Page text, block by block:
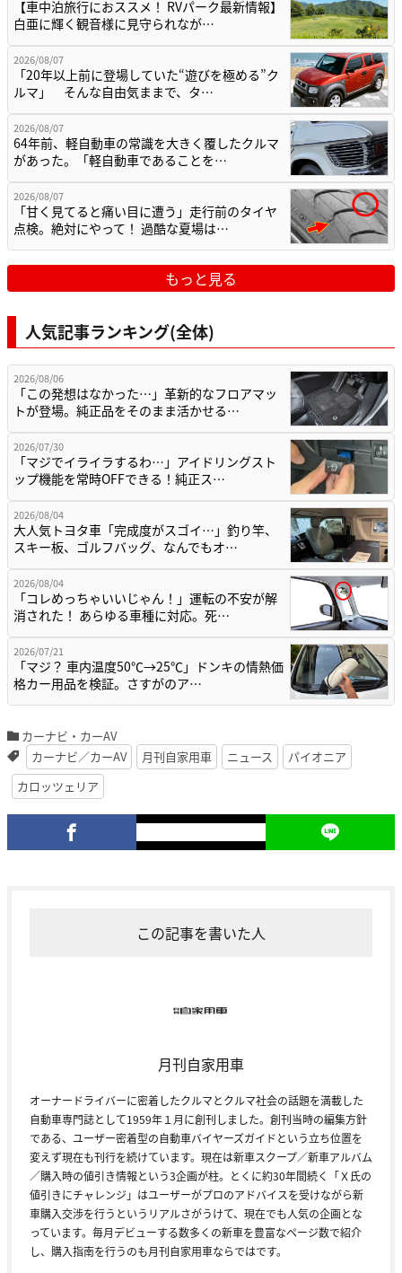
【車中泊旅行におススメ！ RVパーク最新情報】
白亜に輝く観音様に見守られなが…
2026/08/07
「20年以上前に登場していた“遊びを極める”ク
ルマ」 そんな自由気ままで、タ…
2026/08/07
64年前、軽自動車の常識を大きく覆したクルマ
があった。「軽自動車であることを…
2026/08/07
「甘く見てると痛い目に遭う」走行前のタイヤ
点検。絶対にやって！ 過酷な夏場は…
もっと見る
人気記事ランキング(全体)
2026/08/06
「この発想はなかった…」革新的なフロアマッ
トが登場。純正品をそのまま活かせる…
2026/07/30
「マジでイライラするわ…」アイドリングスト
ップ機能を常時OFFできる！純正ス…
2026/08/04
大人気トヨタ車「完成度がスゴイ…」釣り竿、
スキー板、ゴルフバッグ、なんでもオ…
2026/08/04
「コレめっちゃいいじゃん！」運転の不安が解
消された！ あらゆる車種に対応。死…
2026/07/21
「マジ？ 車内温度50℃→25℃」ドンキの情熱価
格カー用品を検証。さすがのア…
カーナビ・カーAV
カーナビ／カーAV
月刊自家用車 ニュース
パイオニア
カロッツェリア
この記事を書いた人
月刊自家用車
オーナードライバーに密着したクルマとクルマ社会の話題を満載した
自動車専門誌として1959年１月に創刊しました。創刊当時の編集方針
である、ユーザー密着型の自動車バイヤーズガイドという立ち位置を
変えず現在も刊行を続けています。現在は新車スクープ／新車アルバム
／購入時の値引き情報という3企画が柱。とくに約30年間続く「Ｘ氏の
値引きにチャレンジ」はユーザーがプロのアドバイスを受けながら新
車購入交渉を行うというリアルさがうけて、現在でも人気の企画とな
っています。毎月デビューする数多くの新車を豊富なページ数で紹介
し、購入指南を行うのも月刊自家用車ならではです。